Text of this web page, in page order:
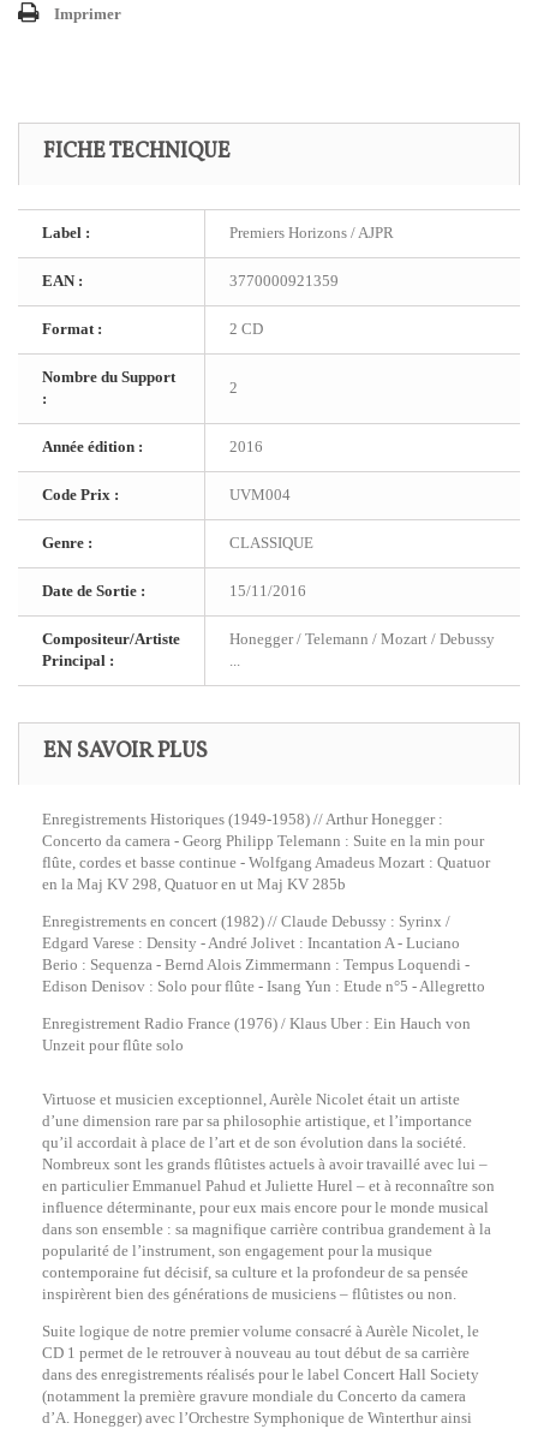
Imprimer
FICHE TECHNIQUE
Label : Premiers Horizons / AJPR
EAN : 3770000921359
Format : 2 CD
Nombre du Support
:
2
Année édition : 2016
Code Prix : UVM004
Genre : CLASSIQUE
Date de Sortie : 15/11/2016
Compositeur/Artiste
Principal :
Honegger / Telemann / Mozart / Debussy
...
EN SAVOIR PLUS
Enregistrements Historiques (1949-1958) // Arthur Honegger :
Concerto da camera - Georg Philipp Telemann : Suite en la min pour
flûte, cordes et basse continue - Wolfgang Amadeus Mozart : Quatuor
en la Maj KV 298, Quatuor en ut Maj KV 285b
Enregistrements en concert (1982) // Claude Debussy : Syrinx /
Edgard Varese : Density - André Jolivet : Incantation A - Luciano
Berio : Sequenza - Bernd Alois Zimmermann : Tempus Loquendi -
Edison Denisov : Solo pour flûte - Isang Yun : Etude n°5 - Allegretto
Enregistrement Radio France (1976) / Klaus Uber : Ein Hauch von
Unzeit pour flûte solo
Virtuose et musicien exceptionnel, Aurèle Nicolet était un artiste
d’une dimension rare par sa philosophie artistique, et l’importance
qu’il accordait à place de l’art et de son évolution dans la société.
Nombreux sont les grands flûtistes actuels à avoir travaillé avec lui –
en particulier Emmanuel Pahud et Juliette Hurel – et à reconnaître son
influence déterminante, pour eux mais encore pour le monde musical
dans son ensemble : sa magnifique carrière contribua grandement à la
popularité de l’instrument, son engagement pour la musique
contemporaine fut décisif, sa culture et la profondeur de sa pensée
inspirèrent bien des générations de musiciens – flûtistes ou non.
Suite logique de notre premier volume consacré à Aurèle Nicolet, le
CD 1 permet de le retrouver à nouveau au tout début de sa carrière
dans des enregistrements réalisés pour le label Concert Hall Society
(notamment la première gravure mondiale du Concerto da camera
d’A. Honegger) avec l’Orchestre Symphonique de Winterthur ainsi